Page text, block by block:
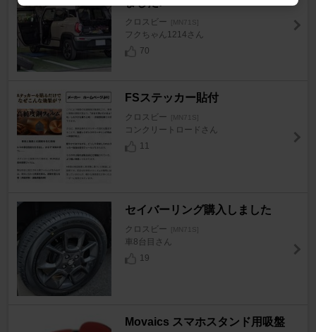
クロスビー [MN71S]
フクちゃん1214さん
70
FSステッカー貼付
クロスビー [MN71S]
コンクリートロードさん
11
セイバーリング購入しました
クロスビー [MN71S]
車8台目さん
19
Movaics スマホスタンド用吸盤